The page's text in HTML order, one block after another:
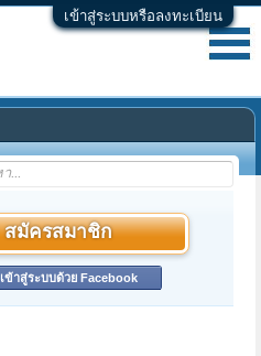
เข้าสู่ระบบหรือลงทะเบียน
สมัครสมาชิก
เข้าสู่ระบบด้วย Facebook